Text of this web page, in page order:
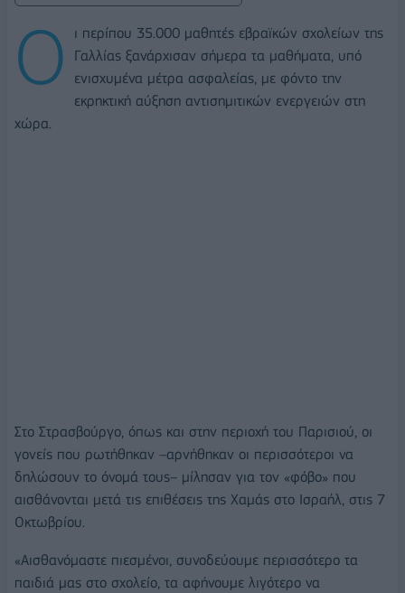
Ο
ι περίπου 35.000 μαθητές εβραϊκών σχολείων της
Γαλλίας ξανάρχισαν σήμερα τα μαθήματα, υπό
ενισχυμένα μέτρα ασφαλείας, με φόντο την
εκρηκτική αύξηση αντισημιτικών ενεργειών στη
χώρα.
Στο Στρασβούργο, όπως και στην περιοχή του Παρισιού, οι
γονείς που ρωτήθηκαν –αρνήθηκαν οι περισσότεροι να
δηλώσουν το όνομά τους– μίλησαν για τον «φόβο» που
αισθάνονται μετά τις επιθέσεις της Χαμάς στο Ισραήλ, στις 7
Οκτωβρίου.
«Αισθανόμαστε πιεσμένοι, συνοδεύουμε περισσότερο τα
παιδιά μας στο σχολείο, τα αφήνουμε λιγότερο να